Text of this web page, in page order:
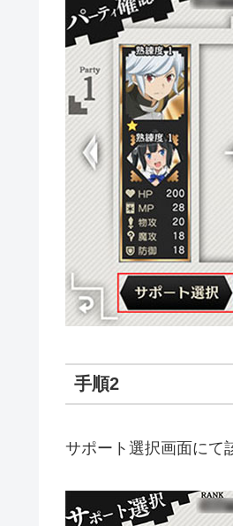
手順2
サポート選択画面にて